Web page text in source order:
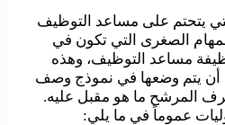
يتحتم على مساعد التوظيف
الصغرى التي تكون في
مساعد التوظيف، وهذه
أن يتم وضعها في نموذج وصف
المرشح ما هو مقبل عليه.
عموماً في ما يلي: